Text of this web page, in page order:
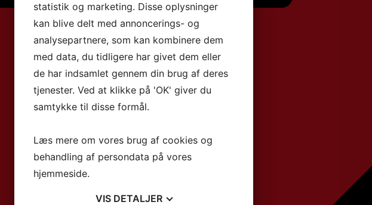
statistik og marketing. Disse oplysninger
kan blive delt med annoncerings- og
analysepartnere, som kan kombinere dem
med data, du tidligere har givet dem eller
de har indsamlet gennem din brug af deres
tjenester. Ved at klikke på 'OK' giver du
samtykke til disse formål.
Læs mere om vores brug af cookies og
behandling af persondata på vores
hjemmeside.
VIS DETALJER